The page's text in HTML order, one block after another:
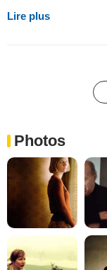
Lire plus
Photos